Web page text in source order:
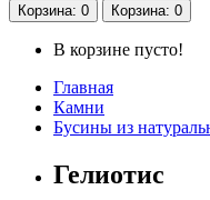
Корзина: 0 Корзина: 0
В корзине пусто!
Главная
Камни
Бусины из
Гелиотис